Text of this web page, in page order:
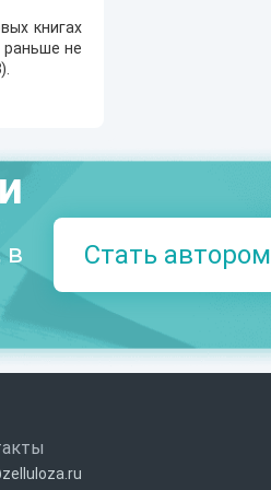
книгах
раньше не
).
в
Стать автором